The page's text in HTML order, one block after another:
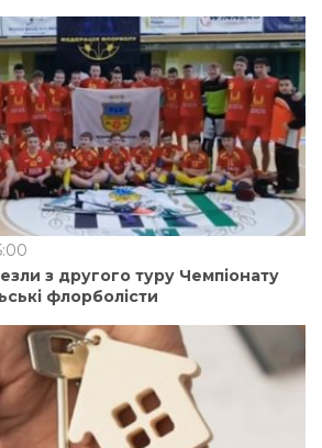
з другого туру Чемпіонату
флорболісти